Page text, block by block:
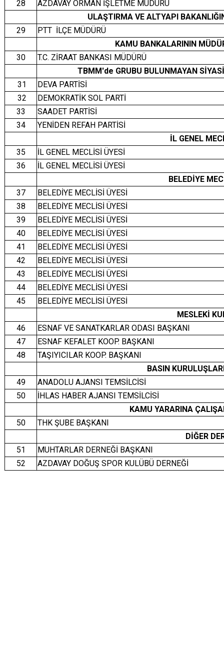
28
AZDAVAY ORMAN İŞLETME MÜDÜRÜ
ULAŞTIRMA VE ALTYAPI
29
PTT İLÇE MÜDÜRÜ
KAMU BANKALARININ
30
T.C. ZİRAAT BANKASI MÜDÜRÜ
TBMM'de GRUBU BULUNMAYAN
31
DEVA PARTİSİ
32
DEMOKRATİK SOL PARTİ
33
SAADET PARTİSİ
34
YENİDEN REFAH PARTİSİ
İL GENEL
35
İL GENEL MECLİSİ ÜYESİ
36
İL GENEL MECLİSİ ÜYESİ
BELEDİYE
37
BELEDİYE MECLİSİ ÜYESİ
38
BELEDİYE MECLİSİ ÜYESİ
39
BELEDİYE MECLİSİ ÜYESİ
40
BELEDİYE MECLİSİ ÜYESİ
41
BELEDİYE MECLİSİ ÜYESİ
42
BELEDİYE MECLİSİ ÜYESİ
43
BELEDİYE MECLİSİ ÜYESİ
44
BELEDİYE MECLİSİ ÜYESİ
45
BELEDİYE MECLİSİ ÜYESİ
MESLEKİ
46
ESNAF VE SANATKARLAR ODASI BAŞKANI
47
ESNAF KEFALET KOOP. BAŞKANI
48
TAŞIYICILAR KOOP. BAŞKANI
BASIN
49
ANADOLU AJANSI TEMSİLCİSİ
50
İHLAS HABER AJANSI TEMSİLCİSİ
KAMU YARARINA
50
THK ŞUBE BAŞKANI
DİĞER
51
MUHTARLAR DERNEĞİ BAŞKANI
52
AZDAVAY DOĞUŞ SPOR KULÜBÜ DERNEĞİ